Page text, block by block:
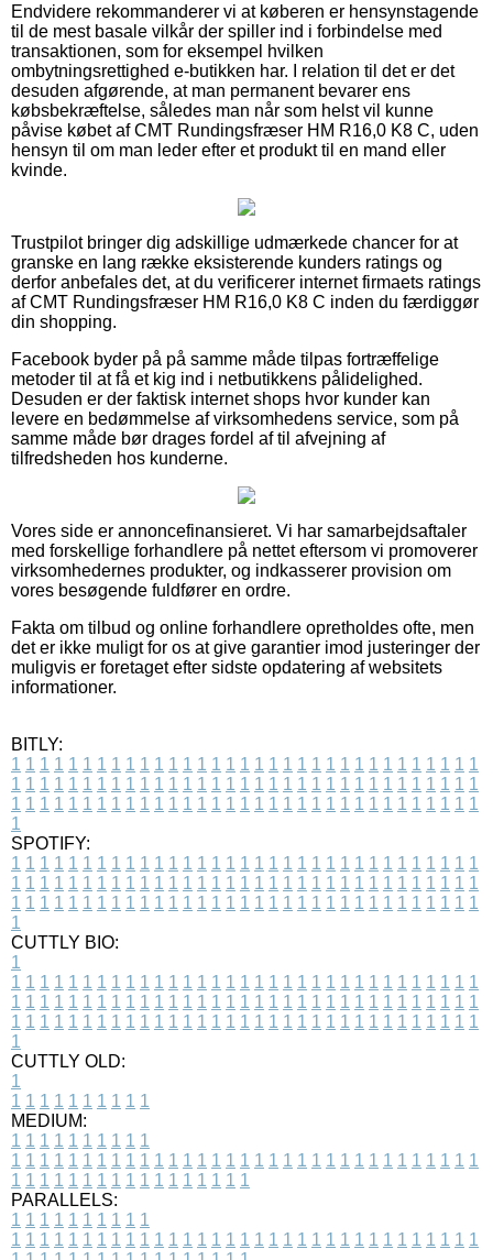
Endvidere rekommanderer vi at køberen er hensynstagende
til de mest basale vilkår der spiller ind i forbindelse med
transaktionen, som for eksempel hvilken
ombytningsrettighed e-butikken har. I relation til det er det
desuden afgørende, at man permanent bevarer ens
købsbekræftelse, således man når som helst vil kunne
påvise købet af CMT Rundingsfræser HM R16,0 K8 C, uden
hensyn til om man leder efter et produkt til en mand eller
kvinde.
Trustpilot bringer dig adskillige udmærkede chancer for at
granske en lang række eksisterende kunders ratings og
derfor anbefales det, at du verificerer internet firmaets ratings
af CMT Rundingsfræser HM R16,0 K8 C inden du færdiggør
din shopping.
Facebook byder på på samme måde tilpas fortræffelige
metoder til at få et kig ind i netbutikkens pålidelighed.
Desuden er der faktisk internet shops hvor kunder kan
levere en bedømmelse af virksomhedens service, som på
samme måde bør drages fordel af til afvejning af
tilfredsheden hos kunderne.
Vores side er annoncefinansieret. Vi har samarbejdsaftaler
med forskellige forhandlere på nettet eftersom vi promoverer
virksomhedernes produkter, og indkasserer provision om
vores besøgende fuldfører en ordre.
Fakta om tilbud og online forhandlere opretholdes ofte, men
det er ikke muligt for os at give garantier imod justeringer der
muligvis er foretaget efter sidste opdatering af websitets
informationer.
BITLY:
1 1 1 1 1 1 1 1 1 1 1 1 1 1 1 1 1 1 1 1 1 1 1 1 1 1 1 1 1 1 1 1 1
1 1 1 1 1 1 1 1 1 1 1 1 1 1 1 1 1 1 1 1 1 1 1 1 1 1 1 1 1 1 1 1 1
1 1 1 1 1 1 1 1 1 1 1 1 1 1 1 1 1 1 1 1 1 1 1 1 1 1 1 1 1 1 1 1 1
1
SPOTIFY:
1 1 1 1 1 1 1 1 1 1 1 1 1 1 1 1 1 1 1 1 1 1 1 1 1 1 1 1 1 1 1 1 1
1 1 1 1 1 1 1 1 1 1 1 1 1 1 1 1 1 1 1 1 1 1 1 1 1 1 1 1 1 1 1 1 1
1 1 1 1 1 1 1 1 1 1 1 1 1 1 1 1 1 1 1 1 1 1 1 1 1 1 1 1 1 1 1 1 1
1
CUTTLY BIO:
1
1 1 1 1 1 1 1 1 1 1 1 1 1 1 1 1 1 1 1 1 1 1 1 1 1 1 1 1 1 1 1 1 1
1 1 1 1 1 1 1 1 1 1 1 1 1 1 1 1 1 1 1 1 1 1 1 1 1 1 1 1 1 1 1 1 1
1 1 1 1 1 1 1 1 1 1 1 1 1 1 1 1 1 1 1 1 1 1 1 1 1 1 1 1 1 1 1 1 1
1
CUTTLY OLD:
1
1 1 1 1 1 1 1 1 1 1
MEDIUM:
1 1 1 1 1 1 1 1 1 1
1 1 1 1 1 1 1 1 1 1 1 1 1 1 1 1 1 1 1 1 1 1 1 1 1 1 1 1 1 1 1 1 1
1 1 1 1 1 1 1 1 1 1 1 1 1 1 1 1 1
PARALLELS:
1 1 1 1 1 1 1 1 1 1
1 1 1 1 1 1 1 1 1 1 1 1 1 1 1 1 1 1 1 1 1 1 1 1 1 1 1 1 1 1 1 1 1